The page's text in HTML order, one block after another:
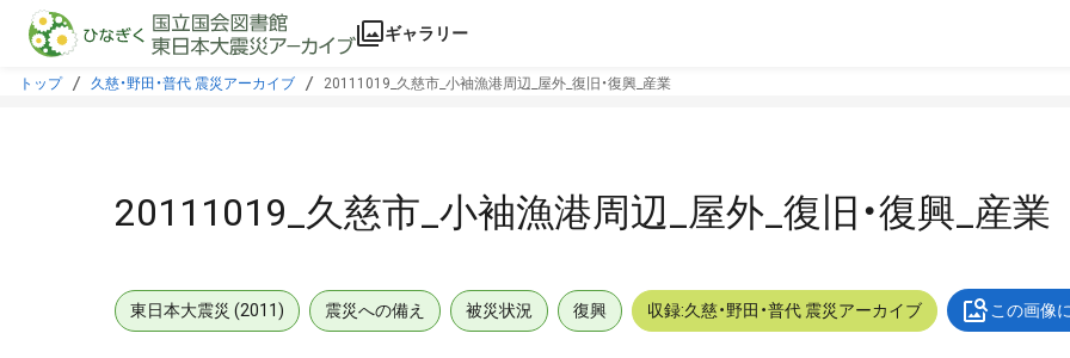
本文に飛ぶ
ギャラリー
トップ 久慈・野田・普代 震災アーカイブ 20111019_久慈市_小袖漁港周辺_屋外_復旧・復興_産業
20111019_久慈市_小袖漁港周辺_屋外_復旧・復興_産業
東日本大震災 (2011) 震災への備え 被災状況 復興 収録:久慈・野田・普代 震災アーカイブ この画像